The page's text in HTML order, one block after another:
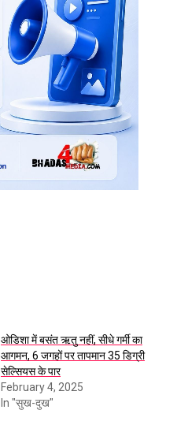
ओडिशा में बसंत ऋतु नहीं, सीधे गर्मी का
आगमन, 6 जगहों पर तापमान 35 डिग्री
सेल्सियस के पार
February 4, 2025
In "सुख-दुख"